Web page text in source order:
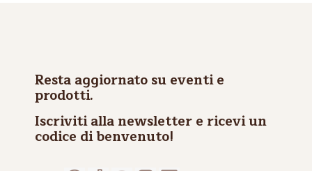
Resta aggiornato su eventi e
prodotti.
Iscriviti alla newsletter e ricevi un
codice di benvenuto!